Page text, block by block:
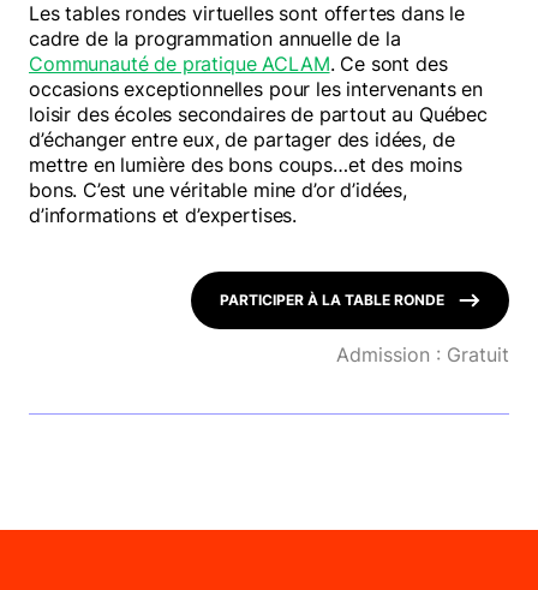
Les tables rondes virtuelles sont offertes dans le
cadre de la programmation annuelle de la
Communauté de pratique ACLAM. Ce sont des
occasions exceptionnelles pour les intervenants en
loisir des écoles secondaires de partout au Québec
d’échanger entre eux, de partager des idées, de
mettre en lumière des bons coups…et des moins
bons. C’est une véritable mine d’or d’idées,
d’informations et d’expertises.
PARTICIPER À LA TABLE RONDE
Admission : Gratuit